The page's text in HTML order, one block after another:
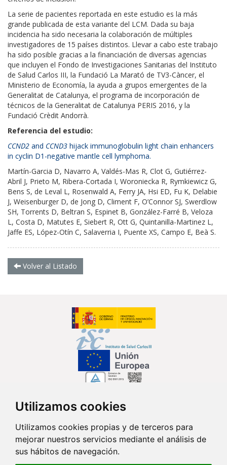
Utilizamos cookies
Utilizamos cookies propias y de terceros para
mejorar nuestros servicios mediante el análisis de
sus hábitos de navegación.
La serie de pacientes reportada en este estudio es la más
grande publicada de esta variante del LCM. Dada su baja
incidencia ha sido necesaria la colaboración de múltiples
investigadores de 15 países distintos. Llevar a cabo este trabajo
ha sido posible gracias a la financiación de diversas agencias
que incluyen el Fondo de Investigaciones Sanitarias del Instituto
de Salud Carlos III, la Fundació La Marató de TV3-Càncer, el
Ministerio de Economía, la ayuda a grupos emergentes de la
Generalitat de Catalunya, el programa de incorporación de
técnicos de la Generalitat de Catalunya PERIS 2016, y la
Fundació Crèdit Andorrà.
Referencia del estudio:
CCND2 and CCND3 hijack immunoglobulin light chain enhancers
in cyclin D1-negative mantle cell lymphoma.
Martín-Garcia D, Navarro A, Valdés-Mas R, Clot G, Gutiérrez-
Abril J, Prieto M, Ribera-Cortada I, Woroniecka R, Rymkiewicz G,
Bens S, de Leval L, Rosenwald A, Ferry JA, Hsi ED, Fu K, Delabie
J, Weisenburger D, de Jong D, Climent F, O’Connor SJ, Swerdlow
SH, Torrents D, Beltran S, Espinet B, González-Farré B, Veloza
L, Costa D, Matutes E, Siebert R, Ott G, Quintanilla-Martinez L,
Jaffe ES, López-Otín C, Salaverria I, Puente XS, Campo E, Beà S.
Volver al Listado
Síguenos en...
Contacto